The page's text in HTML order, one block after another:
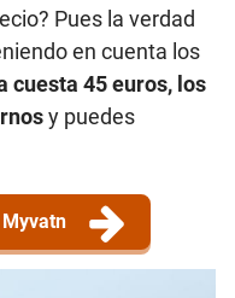
Pues la verdad
en cuenta los
cuesta 45 euros, los
y puedes